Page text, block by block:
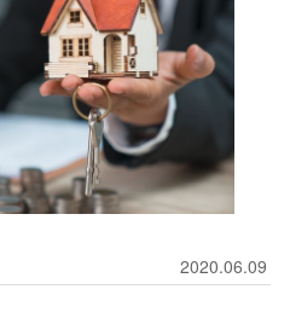
2020.06.09